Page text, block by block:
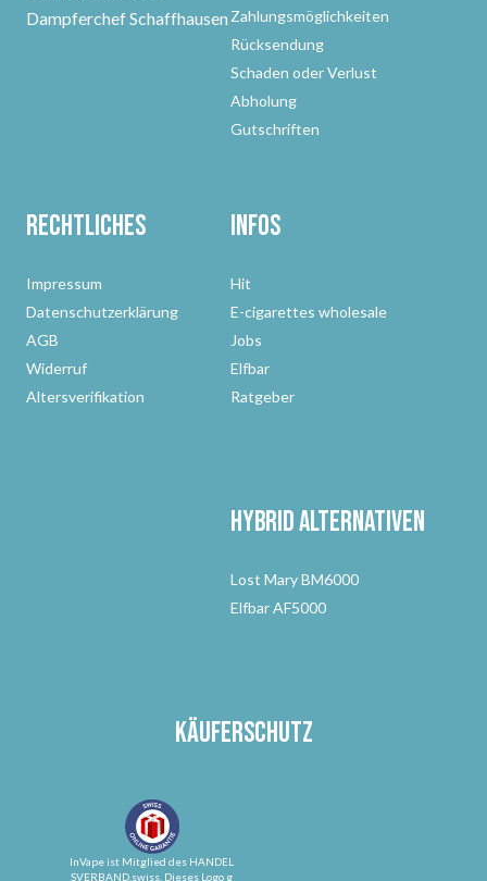
Dampferchef Schaffhausen Zahlungsmöglichkeiten
Rücksendung
Schaden oder Verlust
Abholung
Gutschriften
Rechtliches
Impressum
Datenschutzerklärung
AGB
Widerruf
Altersverifikation
Infos
Hit
E-cigarettes wholesale
Jobs
Elfbar
Ratgeber
Hybrid Alternativen
Lost Mary BM6000
Elfbar AF5000
Käuferschutz
InVape ist Mitglied des HANDEL
SVERBAND.swiss. Dieses Logo g